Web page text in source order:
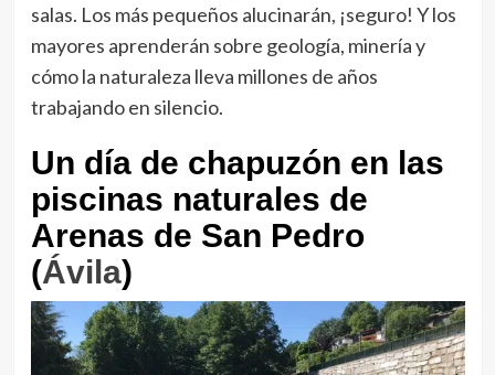
salas. Los más pequeños alucinarán, ¡seguro! Y los
mayores aprenderán sobre geología, minería y
cómo la naturaleza lleva millones de años
trabajando en silencio.
Un día de chapuzón en las
piscinas naturales de
Arenas de San Pedro
(Ávila)